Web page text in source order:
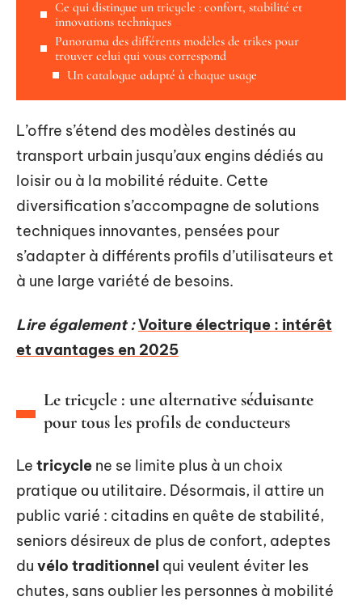
Ce qui distingue un tricycle : confort, stabilité et
innovations techniques
Panorama des différents modèles de trikes pour
trouver celui qui vous correspond
Un catalogue adapté à chaque usage
L’offre s’étend des modèles destinés au
transport urbain jusqu’aux engins dédiés au
loisir ou à la mobilité réduite. Cette
diversification s’accompagne de solutions
techniques innovantes, pensées pour
s’adapter à différents profils d’utilisateurs et
à une large variété de besoins.
Lire également :Voiture électrique : intérêt
et avantages en 2025
Le tricycle : une alternative séduisante
pour tous les profils de conducteurs
Le tricycle ne se limite plus à un choix
pratique ou utilitaire. Désormais, il attire un
public varié : citadins en quête de stabilité,
seniors désireux de plus de confort, adeptes
du vélo traditionnel qui veulent éviter les
chutes, sans oublier les personnes à mobilité